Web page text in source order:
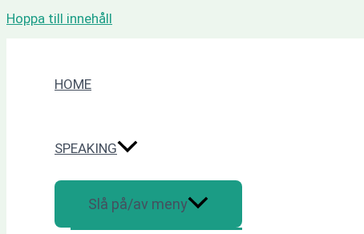
Hoppa till innehåll
HOME
SPEAKING
Slå på/av meny